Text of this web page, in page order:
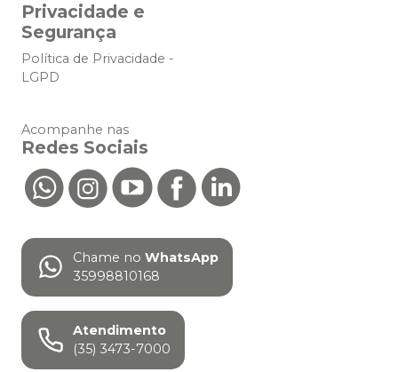
Privacidade e
Segurança
Política de Privacidade -
LGPD
Acompanhe nas
Redes Sociais
Chame no WhatsApp
35998810168
Atendimento
(35) 3473-7000